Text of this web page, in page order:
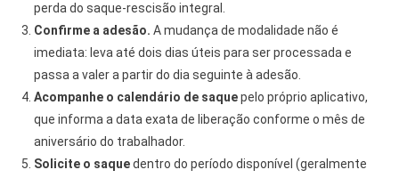
perda do saque-rescisão integral.
Confirme a adesão. A mudança de modalidade não é
imediata: leva até dois dias úteis para ser processada e
passa a valer a partir do dia seguinte à adesão.
Acompanhe o calendário de saquepelo próprio aplicativo,
que informa a data exata de liberação conforme o mês de
aniversário do trabalhador.
Solicite o saquedentro do período disponível (geralmente